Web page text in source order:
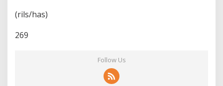
(rils/has)
269
Follow Us